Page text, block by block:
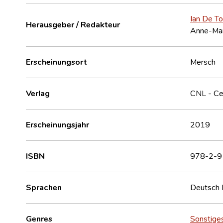
Herausgeber / Redakteur
Ian De
Anne-
Erscheinungsort Mersch
Verlag CNL -
Erscheinungsjahr 2019
ISBN 978-2-
Sprachen Deutsch
Genres